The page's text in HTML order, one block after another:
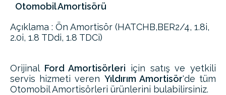
Otomobil Amortisörü
Açıklama : Ön Amortisör (HATCHB,BER2/4, 1.8i,
2.0i, 1.8 TDdi, 1.8 TDCi)
Orijinal Ford Amortisörleri için satış ve yetkili
servis hizmeti veren Yıldırım Amortisör'de tüm
Otomobil Amortisörleri ürünlerini bulabilirsiniz.